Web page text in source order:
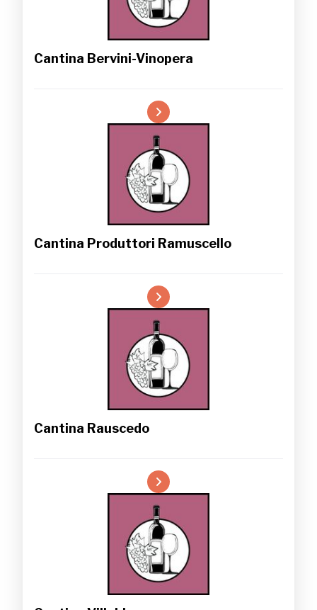
Cantina Bervini-Vinopera
Cantina Produttori Ramuscello
Cantina Rauscedo